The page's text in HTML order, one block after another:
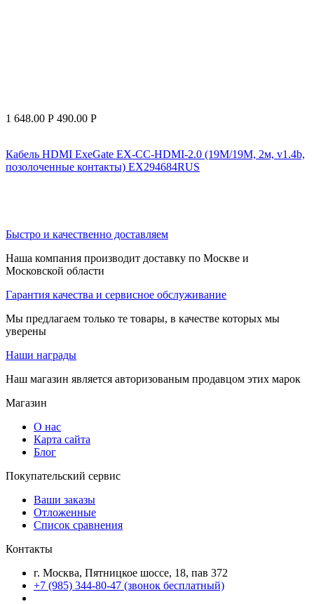
1 648.00 Р 490.00 Р
Кабель HDMI ExeGate EX-CC-HDMI-2.0 (19M/19M, 2м, v1.4b,
позолоченные контакты) EX294684RUS
Быстро и качественно доставляем
Наша компания производит доставку по Москве и
Московской области
Гарантия качества и сервисное обслуживание
Мы предлагаем только те товары, в качестве которых мы
уверены
Наши награды
Наш магазин является авторизованым продавцом этих марок
Магазин
О нас
Карта сайта
Блог
Покупательский сервис
Ваши заказы
Отложенные
Список сравнения
Контакты
г. Москва, Пятницкое шоссе, 18, пав 372
+7 (985) 344-80-47 (звонок бесплатный)